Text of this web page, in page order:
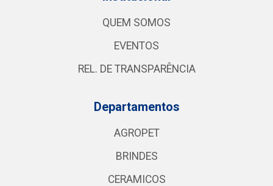
QUEM SOMOS
EVENTOS
REL. DE TRANSPARÊNCIA
Departamentos
AGROPET
BRINDES
CERAMICOS